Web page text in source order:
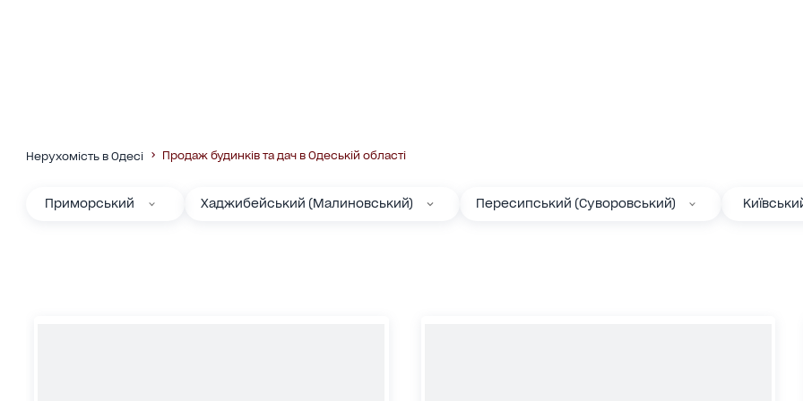
Нерухомість в Одесі Продаж будинків та дач в Одеській області
Приморський Хаджибейський (Малиновський) Пересипський (Суворовський)